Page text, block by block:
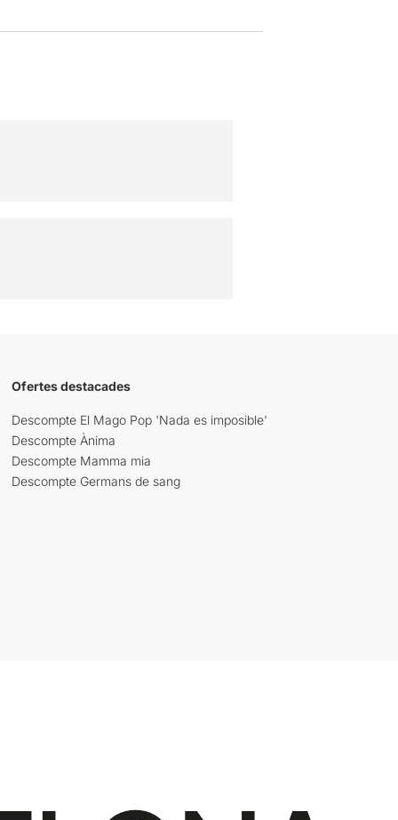
Ofertes destacades
Descompte El Mago Pop 'Nada es imposible'
Descompte Ànima
Descompte Mamma mia
Descompte Germans de sang